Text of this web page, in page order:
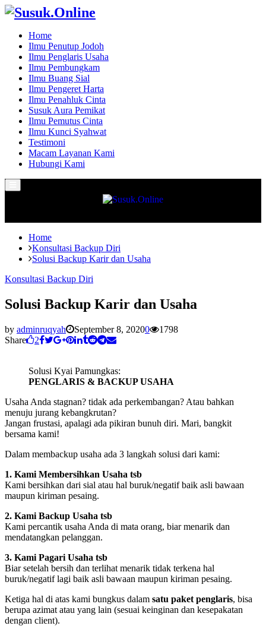
Home
Ilmu Penutup Jodoh
Ilmu Penglaris Usaha
Ilmu Pembungkam
Ilmu Buang Sial
Ilmu Pengeret Harta
Ilmu Penahluk Cinta
Susuk Aura Pemikat
Ilmu Pemutus Cinta
Ilmu Kunci Syahwat
Testimoni
Macam Layanan Kami
Hubungi Kami
Menu
Home
Konsultasi Backup Diri
Solusi Backup Karir dan Usaha
Konsultasi Backup Diri
Solusi Backup Karir dan Usaha
by adminruqyah September 8, 20200
1798
Share
2
Solusi Kyai Pamungkas:
PENGLARIS & BACKUP USAHA
Usaha Anda stagnan? tidak ada perkembangan? Atau bahkan
menuju jurang kebangkrutan?
Jangan frustasi, apalagi ada pikiran bunuh diri. Mari, bangkit
bersama kami!
Dalam membackup usaha ada 3 langkah solusi dari kami:
1. Kami Membersihkan Usaha tsb
Kami bersihkan dari sial atau hal buruk/negatif baik asli bawaan
maupun kiriman pesaing.
2. Kami Backup Usaha tsb
Kami percantik usaha Anda di mata orang, biar menarik dan
mendatangkan pelanggan.
3. Kami Pagari Usaha tsb
Biar setelah bersih dan terlihat menarik tidak terkena hal
buruk/negatif lagi baik asli bawaan maupun kiriman pesaing.
Ketiga hal di atas kami bungkus dalam satu paket penglaris, bisa
berupa azimat atau yang lain (sesuai keinginan dan kesepakatan
dengan client).